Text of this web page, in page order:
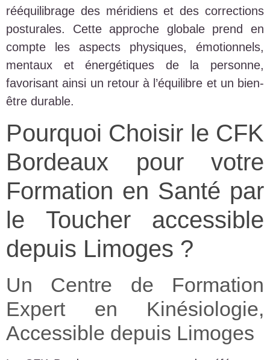
rééquilibrage des méridiens et des corrections
posturales. Cette approche globale prend en
compte les aspects physiques, émotionnels,
mentaux et énergétiques de la personne,
favorisant ainsi un retour à l’équilibre et un bien-
être durable.
Pourquoi Choisir le CFK
Bordeaux pour votre
Formation en Santé par
le Toucher accessible
depuis Limoges ?
Un Centre de Formation
Expert en Kinésiologie,
Accessible depuis Limoges